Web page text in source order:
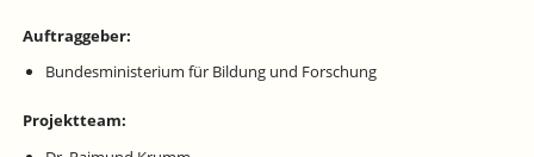
Auftraggeber:
Bundesministerium für Bildung und Forschung
Projektteam: